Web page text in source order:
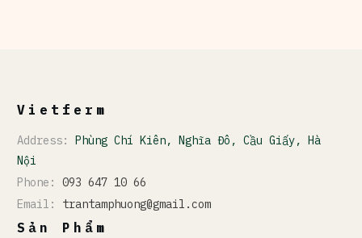
Vietferm
Address: Phùng Chí Kiên, Nghĩa Đô, Cầu Giấy, Hà
Nội
Phone: 093 647 10 66
Email: trantamphuong@gmail.com
Sản Phẩm